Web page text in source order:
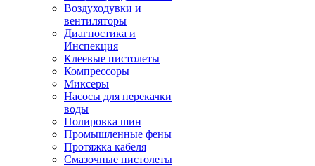
Воздуходувки и
вентиляторы
Диагностика и
Инспекция
Клеевые пистолеты
Компрессоры
Миксеры
Насосы для перекачки
воды
Полировка шин
Промышленные фены
Протяжка кабеля
Смазочные пистолеты